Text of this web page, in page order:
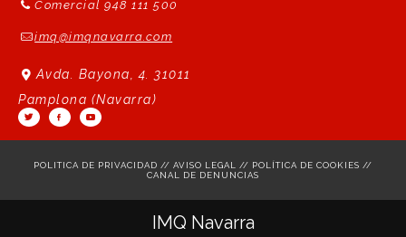
Comercial 948 111 500
imq@imqnavarra.com
Avda. Bayona, 4. 31011
Pamplona (Navarra)
POLITICA DE PRIVACIDAD // AVISO LEGAL // POLÍTICA DE COOKIES //
CANAL DE DENUNCIAS
IMQ Navarra
Seguros IMQ Autónomos